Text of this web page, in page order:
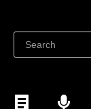
Ibenta sa